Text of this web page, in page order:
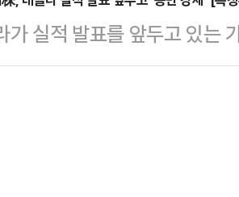
1월16일 오후 부산진구의
피스텔에 사는 차주 D씨는
차량을 오…
‧김현지 성남시 의회 본회
대통령과 김현지 투쟁 동지
가 실적 발표를 앞두고 있는
한국거래소에 따르면 이날